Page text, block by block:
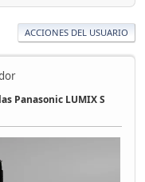
ACCIONES DEL USUARIO
Panasonic LUMIX S